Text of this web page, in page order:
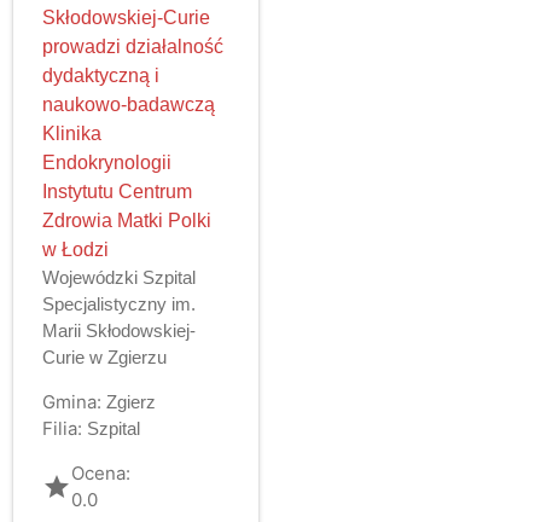
Skłodowskiej-Curie
prowadzi działalność
dydaktyczną i
naukowo-badawczą
Klinika
Endokrynologii
Instytutu Centrum
Zdrowia Matki Polki
w Łodzi
Wojewódzki Szpital
Specjalistyczny im.
Marii Skłodowskiej-
Curie w Zgierzu
Gmina: Zgierz
Filia: Szpital
gradeOcena:
0.0